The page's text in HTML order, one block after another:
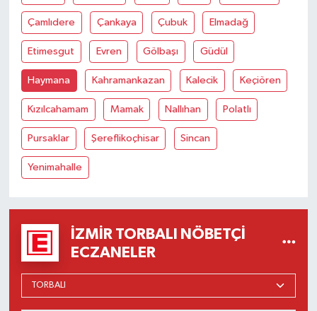
Çamlıdere Çankaya Çubuk Elmadağ
Etimesgut Evren Gölbaşı Güdül
Haymana Kahramankazan Kalecik Keçiören
Kızılcahamam Mamak Nallıhan Polatlı
Pursaklar Şereflikoçhisar Sincan
Yenimahalle
İZMIR TORBALI NÖBETÇI
ECZANELER